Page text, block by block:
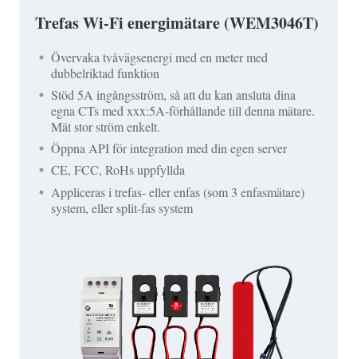
Trefas Wi-Fi energimätare (WEM3046T)
Övervaka tvåvägsenergi med en meter med
dubbelriktad funktion
Stöd 5A ingångsström, så att du kan ansluta dina
egna CTs med xxx:5A-förhållande till denna mätare.
Mät stor ström enkelt.
Öppna API för integration med din egen server
CE, FCC, RoHs uppfyllda
Appliceras i trefas- eller enfas (som 3 enfasmätare)
system, eller split-fas system